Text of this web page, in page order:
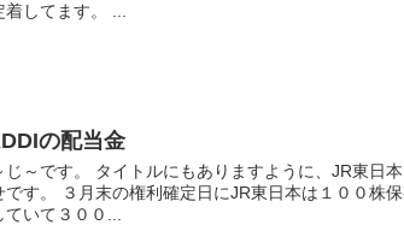
してます。 ...
の配当金
じ～です。 タイトルにもありますように、JR東日
です。 ３月末の権利確定日にJR東日本は１００株
いて３００...